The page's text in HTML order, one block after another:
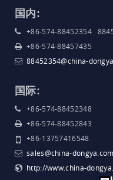
国内:
+86-574-88452354
+86-574-88457435
88452354@china-
国际:
+86-574-88452348
+86-574-88452843
+86-13757416548
sales@china-dongya.com
http://www.china-